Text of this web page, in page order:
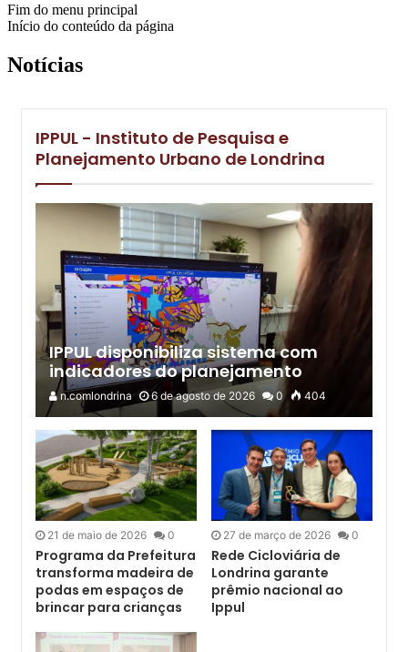
Fim do menu principal
Início do conteúdo da página
Notícias